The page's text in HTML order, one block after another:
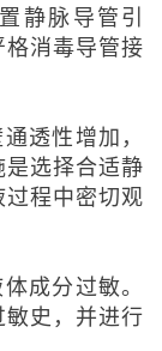
静脉导管引
消毒导管接
透性增加，
选择合适静
程中密切观
成分过敏。
史，并进行